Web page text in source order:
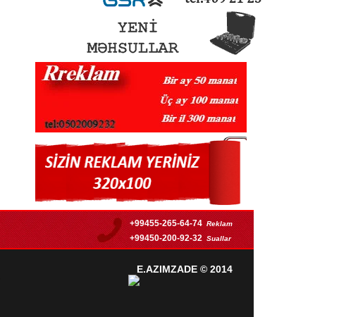
+99455-265-64-74 Reklam
+99450-200-92-32 Suallar
E.AZIMZADE © 2014